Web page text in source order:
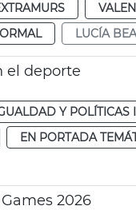
LUCÍA
el deporte
Y POLÍTICAS
EN PORTADA
2026